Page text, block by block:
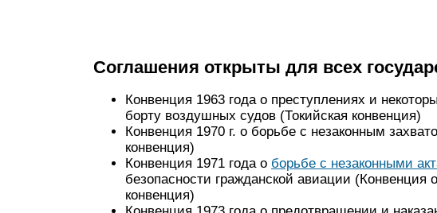
Соглашения открыты для всех
Конвенция 1963 года о преступлениях и
борту воздушных судов (Токийская конвенция)
Конвенция 1970 г. о борьбе с незаконным
конвенция)
Конвенция 1971 года о борьбе с незаконными
безопасности гражданской авиации (Конвенция
конвенция)